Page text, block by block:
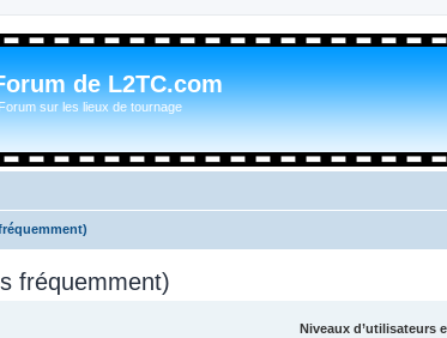
de L2TC.com
sur les lieux de tournage
fréquemment)
Niveaux d’utilisateurs